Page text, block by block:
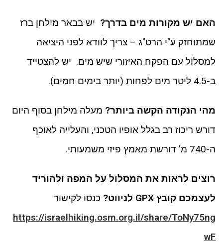
האם יש מקורות מים בדרך? יש בבאר מילחן ברז
שמתוחזק ע"י הרט"ג – צריך לוודא לפני היציאה
למסלול עם הפקח האיזורי שיש מים. יש להצטייד
ב-4.5 ליטר מים לפחות (יותר בימים חמים).
מהי הנקודה הקשה ביותר? מעלה מילחן בסוף היום
דורש ריכוז רב בגלל אופיו הטכני, והעלייה לאוכף
ה-740 מ' דורשת מאמץ פיזי משמעותי.
רוצים לראות את המסלול על המפה ולהוריד
לעצמכם קובץ GPX לניווט?
כנסו לקישור
https://israelhiking.osm.org.il/share/ToNy75ng
wF